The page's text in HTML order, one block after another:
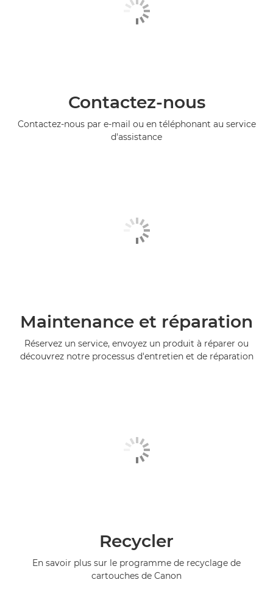
Contactez-nous
Contactez-nous par e-mail ou en téléphonant au service
d'assistance
Maintenance et réparation
Réservez un service, envoyez un produit à réparer ou
découvrez notre processus d'entretien et de réparation
Recycler
En savoir plus sur le programme de recyclage de
cartouches de Canon